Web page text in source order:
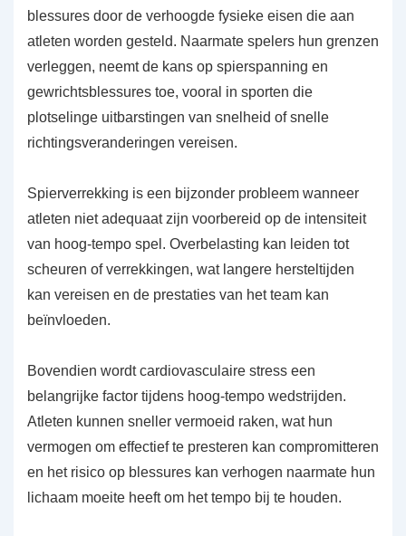
blessures door de verhoogde fysieke eisen die aan
atleten worden gesteld. Naarmate spelers hun grenzen
verleggen, neemt de kans op spierspanning en
gewrichtsblessures toe, vooral in sporten die
plotselinge uitbarstingen van snelheid of snelle
richtingsveranderingen vereisen.
Spierverrekking is een bijzonder probleem wanneer
atleten niet adequaat zijn voorbereid op de intensiteit
van hoog-tempo spel. Overbelasting kan leiden tot
scheuren of verrekkingen, wat langere hersteltijden
kan vereisen en de prestaties van het team kan
beïnvloeden.
Bovendien wordt cardiovasculaire stress een
belangrijke factor tijdens hoog-tempo wedstrijden.
Atleten kunnen sneller vermoeid raken, wat hun
vermogen om effectief te presteren kan compromitteren
en het risico op blessures kan verhogen naarmate hun
lichaam moeite heeft om het tempo bij te houden.